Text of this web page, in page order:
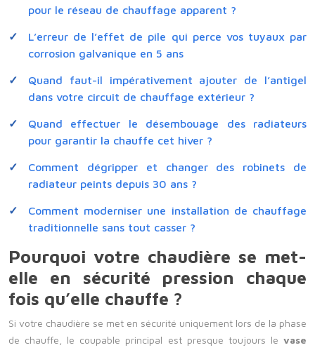
pour le réseau de chauffage apparent ?
L’erreur de l’effet de pile qui perce vos tuyaux par
corrosion galvanique en 5 ans
Quand faut-il impérativement ajouter de l’antigel
dans votre circuit de chauffage extérieur ?
Quand effectuer le désembouage des radiateurs
pour garantir la chauffe cet hiver ?
Comment dégripper et changer des robinets de
radiateur peints depuis 30 ans ?
Comment moderniser une installation de chauffage
traditionnelle sans tout casser ?
Pourquoi votre chaudière se met-
elle en sécurité pression chaque
fois qu’elle chauffe ?
Si votre chaudière se met en sécurité uniquement lors de la phase
de chauffe, le coupable principal est presque toujours le vase